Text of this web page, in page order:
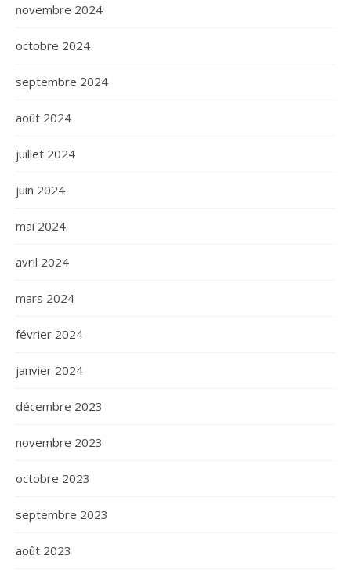
novembre 2024
octobre 2024
septembre 2024
août 2024
juillet 2024
juin 2024
mai 2024
avril 2024
mars 2024
février 2024
janvier 2024
décembre 2023
novembre 2023
octobre 2023
septembre 2023
août 2023